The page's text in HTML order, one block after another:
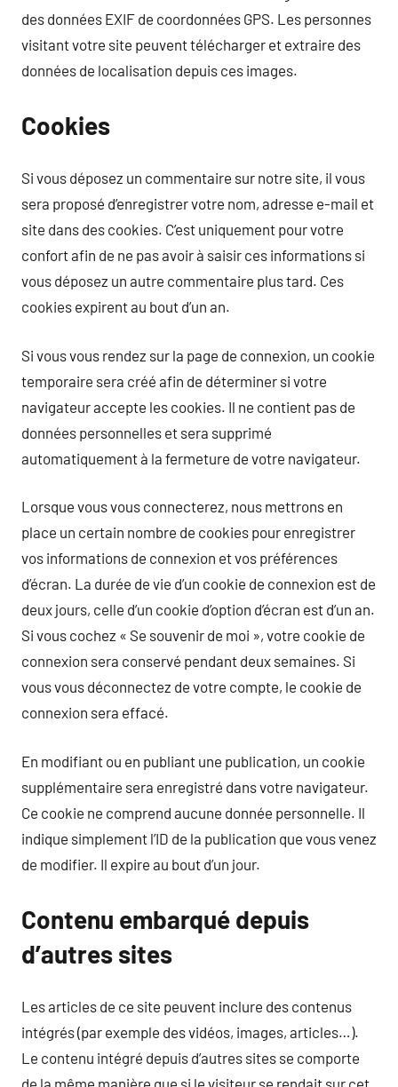
des données EXIF de coordonnées GPS. Les personnes
visitant votre site peuvent télécharger et extraire des
données de localisation depuis ces images.
Cookies
Si vous déposez un commentaire sur notre site, il vous
sera proposé d’enregistrer votre nom, adresse e-mail et
site dans des cookies. C’est uniquement pour votre
confort afin de ne pas avoir à saisir ces informations si
vous déposez un autre commentaire plus tard. Ces
cookies expirent au bout d’un an.
Si vous vous rendez sur la page de connexion, un cookie
temporaire sera créé afin de déterminer si votre
navigateur accepte les cookies. Il ne contient pas de
données personnelles et sera supprimé
automatiquement à la fermeture de votre navigateur.
Lorsque vous vous connecterez, nous mettrons en
place un certain nombre de cookies pour enregistrer
vos informations de connexion et vos préférences
d’écran. La durée de vie d’un cookie de connexion est de
deux jours, celle d’un cookie d’option d’écran est d’un an.
Si vous cochez « Se souvenir de moi », votre cookie de
connexion sera conservé pendant deux semaines. Si
vous vous déconnectez de votre compte, le cookie de
connexion sera effacé.
En modifiant ou en publiant une publication, un cookie
supplémentaire sera enregistré dans votre navigateur.
Ce cookie ne comprend aucune donnée personnelle. Il
indique simplement l’ID de la publication que vous venez
de modifier. Il expire au bout d’un jour.
Contenu embarqué depuis
d’autres sites
Les articles de ce site peuvent inclure des contenus
intégrés (par exemple des vidéos, images, articles…).
Le contenu intégré depuis d’autres sites se comporte